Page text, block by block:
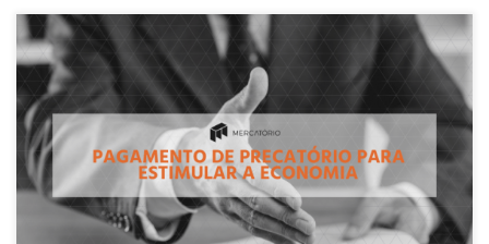
O pagamento de precatórios também é um jeito de fomentar e injetar
dinheiro na economia. O governo federal adotou diversas medidas
em tempos de corona vírus (Covid-19) para ajudar os mais
necessitados e as empresas. Vivemos um momento único e histórico,
salvo pelos nossos contemporâneos centenários que, possivelmente,
lembram-se da […]